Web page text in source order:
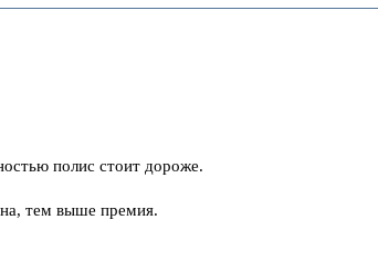
полис стоит дороже.
тем выше премия.